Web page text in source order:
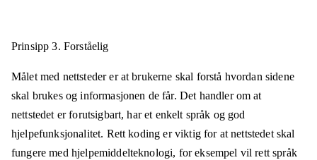
Prinsipp 3. Forståelig
Målet med nettsteder er at brukerne skal forstå hvordan sidene
skal brukes og informasjonen de får. Det handler om at
nettstedet er forutsigbart, har et enkelt språk og god
hjelpefunksjonalitet. Rett koding er viktig for at nettstedet skal
fungere med hjelpemiddelteknologi, for eksempel vil rett språk